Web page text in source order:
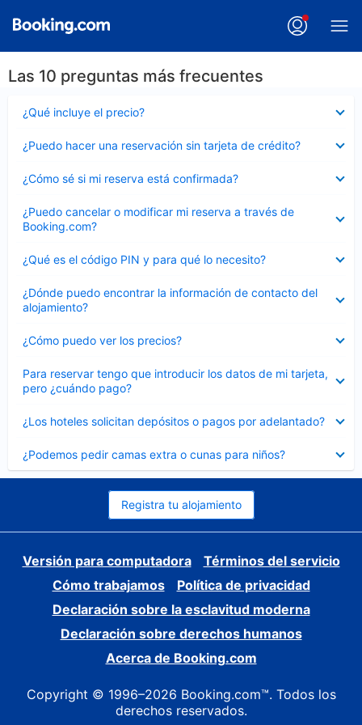
Las 10 preguntas más frecuentes
¿Qué incluye el precio?
cerrado
¿Puedo hacer una reservación sin tarjeta de crédito?
cerrado
¿Cómo sé si mi reserva está confirmada?
cerrado
¿Puedo cancelar o modificar mi reserva a través de
Booking.com?
cerrado
¿Qué es el código PIN y para qué lo necesito?
cerrado
¿Dónde puedo encontrar la información de contacto del
alojamiento?
cerrado
¿Cómo puedo ver los precios?
cerrado
Para reservar tengo que introducir los datos de mi tarjeta,
pero ¿cuándo pago?
cerrado
¿Los hoteles solicitan depósitos o pagos por adelantado?
cerrado
¿Podemos pedir camas extra o cunas para niños?
cerrado
Registra tu alojamiento
Versión para computadora
Términos del servicio
Cómo trabajamos
Política de privacidad
Declaración sobre la esclavitud moderna
Declaración sobre derechos humanos
Acerca de Booking.com
Copyright © 1996–2026 Booking.com™. Todos los
derechos reservados.